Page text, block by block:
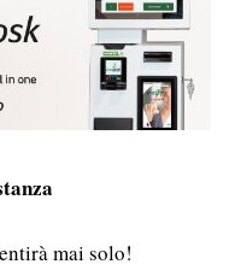
mai solo!